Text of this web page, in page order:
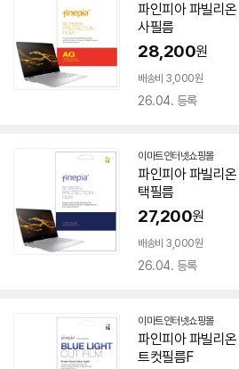
파인피아 파빌리온
사필름
28,200원
배송비 3,000원
26.04. 등록
이마트인터넷쇼핑몰
파인피아 파빌리온
택필름
27,200원
배송비 3,000원
26.04. 등록
이마트인터넷쇼핑몰
파인피아 파빌리온
트컷필름F